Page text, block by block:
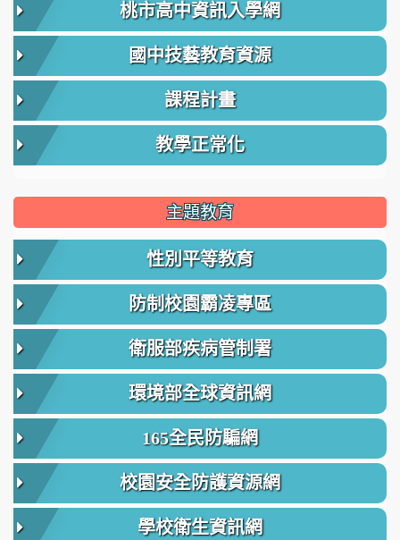
桃市高中資訊入學網
國中技藝教育資源
課程計畫
教學正常化
主題教育
性別平等教育
防制校園霸凌專區
衛服部疾病管制署
環境部全球資訊網
165全民防騙網
校園安全防護資源網
學校衛生資訊網